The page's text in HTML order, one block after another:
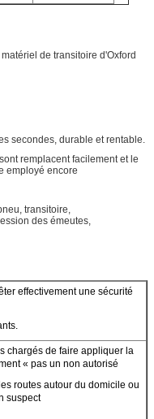
de transitoire d'Oxford
secondes, durable et rentable.
remplacent facilement et le
employé encore
transitoire,
des émeutes,
effectivement une sécurité
chargés de faire appliquer la
« pas un non autorisé
routes autour du domicile ou
suspect